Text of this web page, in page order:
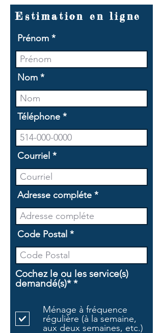
Estimation en ligne
Prénom
Nom
Téléphone
Courriel
Adresse compléte
Code Postal
Cochez le ou les service(s)
demandé(s)* *O
g
Ménage à fréquence
régulière (à la semaine,
aux deux semaines, etc.)